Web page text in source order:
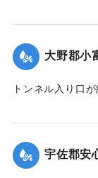
｜固有コード:
大野郡小
トンネル入り口
動車の運転手、
は人馬の通行も
で極めて通行困
宇佐郡安